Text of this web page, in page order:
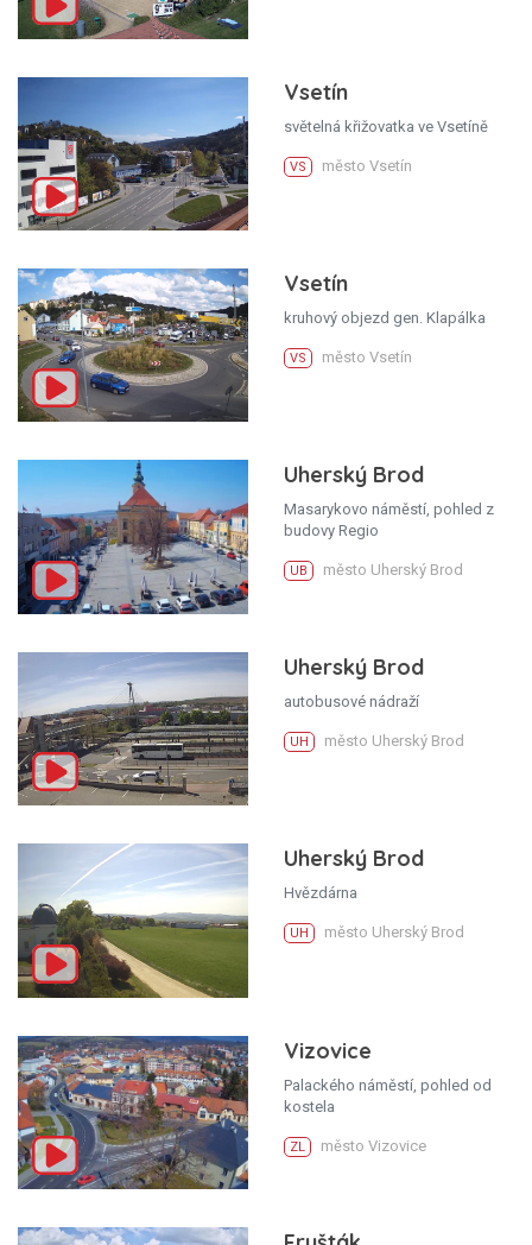
Vsetín
světelná křižovatka ve Vsetíně
VS město Vsetín
Vsetín
kruhový objezd gen. Klapálka
VS město Vsetín
Uherský Brod
Masarykovo náměstí, pohled z
budovy Regio
UB město Uherský Brod
Uherský Brod
autobusové nádraží
UH město Uherský Brod
Uherský Brod
Hvězdárna
UH město Uherský Brod
Vizovice
Palackého náměstí, pohled od
kostela
ZL město Vizovice